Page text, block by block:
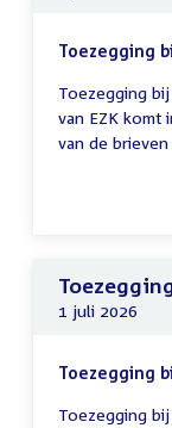
Toezegging
Toezegging
van EZK komt
van de
1 juli 2026
Toezegging
Toezegging